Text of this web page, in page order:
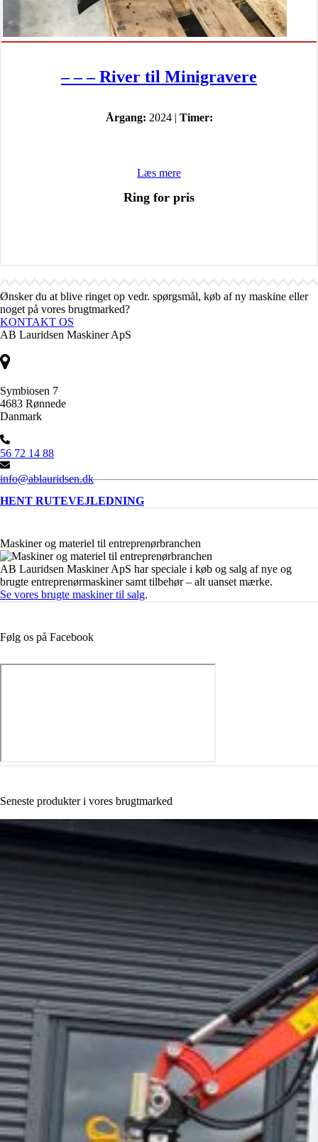
– – – River til Minigravere
Årgang: 2024 | Timer:
Læs mere
Ring for pris
Ønsker du at blive ringet op vedr. spørgsmål, køb af ny maskine eller
noget på vores brugtmarked?
KONTAKT OS
AB Lauridsen Maskiner ApS
Symbiosen 7
4683 Rønnede
Danmark
56 72 14 88
info@ablauridsen.dk
HENT RUTEVEJLEDNING
Maskiner og materiel til entreprenørbranchen
AB Lauridsen Maskiner ApS har speciale i køb og salg af nye og
brugte entreprenørmaskiner samt tilbehør – alt uanset mærke.
Se vores brugte maskiner til salg.
Følg os på Facebook
Seneste produkter i vores brugtmarked